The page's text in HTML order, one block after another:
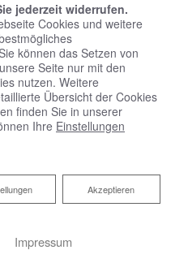
jederzeit widerrufen.
Cookies und weitere
können das Setzen von
Seite nur mit den
nutzen. Weitere
Übersicht der Cookies
finden Sie in unserer
Ihre Einstellungen
Akzeptieren
Impressum